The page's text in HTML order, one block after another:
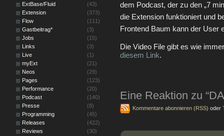
dem Podcast, der zu den „7
die Extension funktioniert und
Frontend Baum kann der
Die Video File gibt es wie
diesem Link.
Eine Reaktion zu
Kommentare abonnieren (RSS) oder
ExtBase/Fluid
(43)
Extension
(373)
Flow
(111)
Gastbeitrag*
(3)
Jobs
(15)
Links
(3)
Live
(1)
myExt
(21)
Neos
(29)
Pages
(123)
Performance
(20)
Podcast
(140)
Presse
(8)
Programming
(45)
Releases
(422)
Reviews
(30)